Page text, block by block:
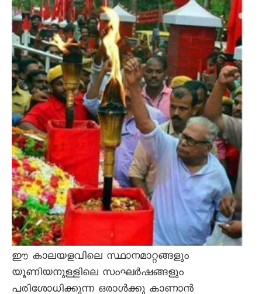
ഈ കാലയളവിലെ സ്ഥാനമാറ്റങ്ങളും
യൂണിയനുള്ളിലെ സംഘർഷങ്ങളും
പരിശോധിക്കുന്ന ഒരാൾക്കു കാണാൻ